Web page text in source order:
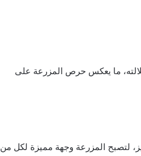
ما يعكس حرص المزرعة على
لتصبح المزرعة وجهة مميزة لكل من